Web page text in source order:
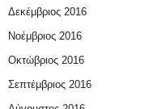
Δεκέμβριος 2016
Νοέμβριος 2016
Οκτώβριος 2016
Σεπτέμβριος 2016